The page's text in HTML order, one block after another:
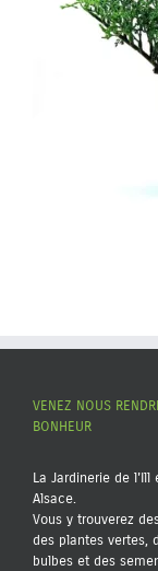
VENEZ NOUS
BONHEUR
La Jardinerie de l'Ill
Alsace.
Vous y trouverez
des plantes vertes,
bulbes et des